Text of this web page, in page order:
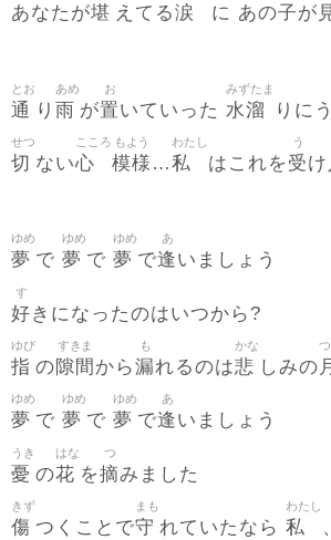
あなたが堪 えてる涙 に あの子が
通
とお
り 雨
あめ
が置
お
いていった 水溜
みずたま
りに
切
せつ
ない心
こころ
模様
もよう
…私
わたし
はこれを受
う
け
夢
ゆめ
で 夢
ゆめ
で 夢
ゆめ
で逢
あ
いましょう
好
す
きになったのはいつから?
指
ゆび
の隙間
すきま
から漏
も
れるのは悲
かな
しみの 月
夢
ゆめ
で 夢
ゆめ
で 夢
ゆめ
で逢
あ
いましょう
憂
うき
の花
はな
を摘
つ
みました
傷
きず
つくことで守
まも
れていたなら 私
わたし
、